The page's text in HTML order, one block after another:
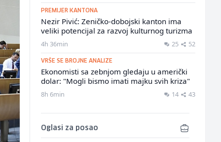
PREMIJER KANTONA
Nezir Pivić: Zeničko-dobojski kanton ima
veliki potencijal za razvoj kulturnog turizma
4h 36min 25 52
VRŠE SE BROJNE ANALIZE
Ekonomisti sa zebnjom gledaju u američki
dolar: "Mogli bismo imati majku svih kriza"
8h 6min 14 43
Oglasi za posao